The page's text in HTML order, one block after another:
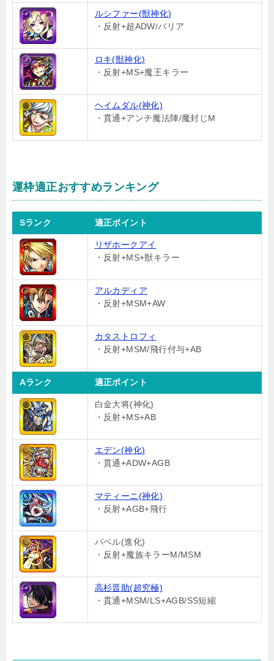
ルシファー(獣神化)
・反射+超ADW/バリア
ロキ(獣神化)
・反射+MS+魔王キラー
ヘイムダル(神化)
・貫通+アンチ魔法陣/魔封じM
運枠適正おすすめランキング
Sランク 適正ポイント
リザホークアイ
・反射+MS+獣キラー
アルカディア
・反射+MSM+AW
カタストロフィ
・反射+MSM/飛行付与+AB
Aランク 適正ポイント
白金大将(神化)
・反射+MS+AB
エデン(神化)
・貫通+ADW+AGB
マティーニ(神化)
・反射+AGB+飛行
バベル(進化)
・反射+魔族キラーM/MSM
高杉晋助(超究極)
・貫通+MSM/LS+AGB/SS短縮